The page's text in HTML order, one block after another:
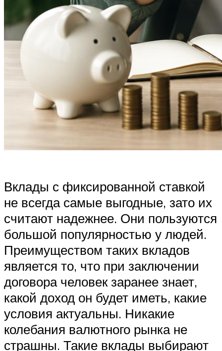
Вклады с фиксированной ставкой
не всегда самые выгодные, зато их
считают надежнее. Они пользуются
большой популярностью у людей.
Преимуществом таких вкладов
является то, что при заключении
договора человек заранее знает,
какой доход он будет иметь, какие
условия актуальны. Никакие
колебания валютного рынка не
страшны. Такие вклады выбирают